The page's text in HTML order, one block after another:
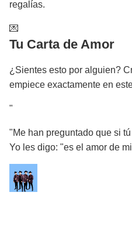
regalías.
💌
Tu Carta de Amor
¿Sientes esto por alguien?
empiece exactamente en
"
"Me han preguntado que si
Yo les digo: "es el amor de